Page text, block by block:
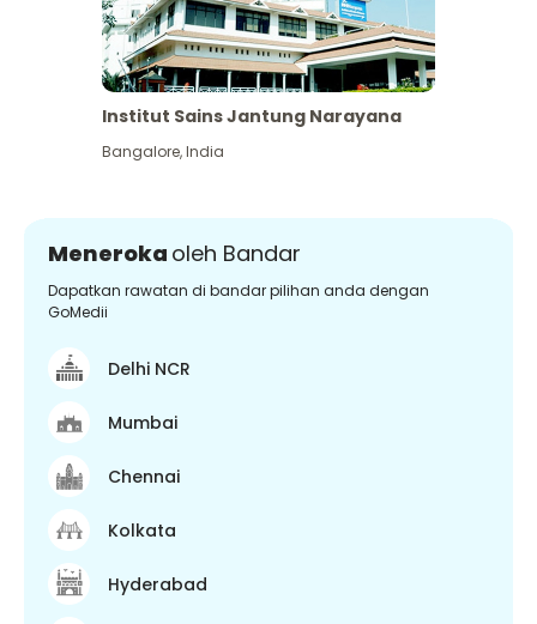
Institut Sains Jantung Narayana
Bangalore,India
Meneroka oleh Bandar
Dapatkan rawatan di bandar pilihan anda dengan
GoMedii
Delhi NCR
Mumbai
Chennai
Kolkata
Hyderabad